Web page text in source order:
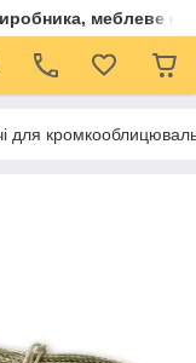
меблеве
для